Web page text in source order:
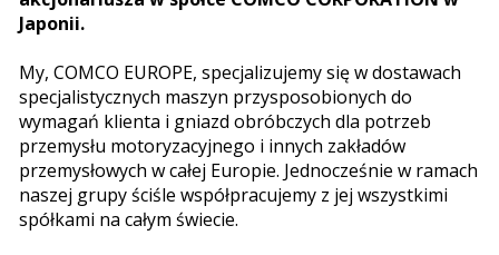
Japonii.
My, COMCO EUROPE, specjalizujemy się w dostawach
specjalistycznych maszyn przysposobionych do
wymagań klienta i gniazd obróbczych dla potrzeb
przemysłu motoryzacyjnego i innych zakładów
przemysłowych w całej Europie. Jednocześnie w ramach
naszej grupy ściśle współpracujemy z jej wszystkimi
spółkami na całym świecie.